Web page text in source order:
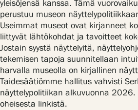
Vastuullisuus
Esteettömyys
Tietosuoja ja evästeet
Verkkokauppa
yleisöjensä kanssa. Tämä
perustuu museon
Useimmat museot ovat kirjanneet
liittyvät lähtökohdat ja tavoitteet
Jostain syystä näyttelyitä,
tekemisen tapoja suunnitellaan
harvalla museolla on kirjallinen
Taidesäätiömme hallitus vahvisti
näyttelypolitiikan alkuvuonna
oheisesta linkistä.